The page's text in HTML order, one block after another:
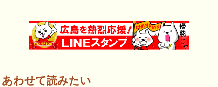
あわせて読みたい